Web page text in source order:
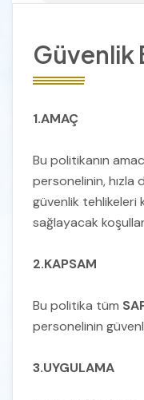
İş Yeri Hakları
Sosyal
Zorla Çalıştırma
Etik Kuralları
Amfori BSCI
Adil Ücret
Güvenlik
1.AMAÇ
Bu politikanın
personelinin, hızla
güvenlik tehlikeleri
sağlayacak
2.KAPSAM
Bu politika tüm
personelinin
3.UYGULAMA